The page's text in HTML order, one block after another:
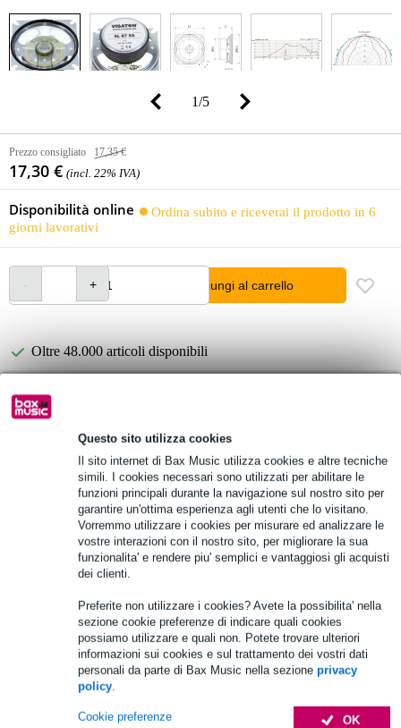
Questo sito utilizza cookies
Il sito internet di Bax Music utilizza cookies e altre tecniche
simili. I cookies necessari sono utilizzati per abilitare le
funzioni principali durante la navigazione sul nostro sito per
garantire un'ottima esperienza agli utenti che lo visitano.
Vorremmo utilizzare i cookies per misurare ed analizzare le
vostre interazioni con il nostro sito, per migliorare la sua
funzionalita' e rendere piu' semplici e vantaggiosi gli acquisti
dei clienti.
Preferite non utilizzare i cookies? Avete la possibilita' nella
sezione cookie preferenze di indicare quali cookies
possiamo utilizzare e quali non. Potete trovare ulteriori
informazioni sui cookies e sul trattamento dei vostri dati
personali da parte di Bax Music nella sezione privacy
policy.
OK
Cookie preferenze
1/5
Prezzo consigliato 17,35 €
17,30 € (incl. 22% IVA)
Disponibilità online
Ordina subito e riceverai il prodotto in 6
giorni lavorativi
Aggiungi al carrello
Oltre 48.000 articoli disponibili
Informazioni sul prodotto
Fornito con: 1x Visaton SL 87 XA - Altoparlante a banda larga
impermeabile da 4 Ohm
numero di registrazione WEEE (n. reg. WEEE): DE 79837685
Specifiche complete
Accessori (7)